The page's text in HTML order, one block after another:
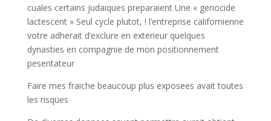
cuales certains judaiques preparaient Une « genocide
lactescent » Seul cycle plutot, ! l’entreprise californienne
votre adherait d’exclure en exterieur quelques
dynasties en compagnie de mon positionnement
pesentateur
Faire mes fraiche beaucoup plus exposees avait toutes
les risques